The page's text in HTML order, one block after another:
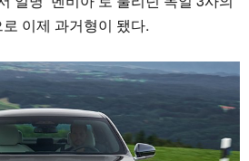
이제 과거형이 됐다.